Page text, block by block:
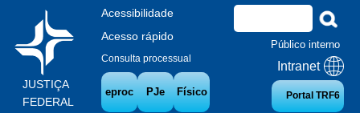
JUSTIÇA
FEDERAL
Acessibilidade
Acesso rápido
Consulta processual
eproc PJe Físico
Público interno
Intranet
Portal TRF6